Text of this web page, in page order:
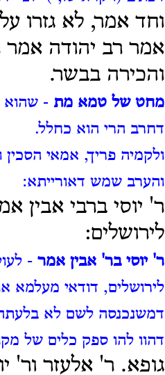
וחד אמר, לא גזרו
אמר רב יהודה
והכירה בבשר.
מחט של טמא מת - שהוא
דחרב הרי הוא כחלל.
ולקמיה פריך, אמאי
והערב שמש דאורייתא:
ר' יוסי ברבי אבין
לירושלים:
ר' יוסי בר' אבין אמר -
לירושלים, דודאי מעלמא
דמשנכנסה לשם לא
דהוו להו ספק כלים של
גופא. ר' אלעזר ור'